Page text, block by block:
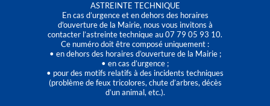
ASTREINTE TECHNIQUE
En cas d’urgence et en dehors des horaires
d'ouverture de la Mairie, nous vous invitons à
contacter l’astreinte technique au 07 79 05 93 10.
Ce numéro doit être composé uniquement :
• en dehors des horaires d’ouverture de la Mairie ;
• en cas d’urgence ;
• pour des motifs relatifs à des incidents techniques
(problème de feux tricolores, chute d’arbres, décès
d’un animal, etc.).